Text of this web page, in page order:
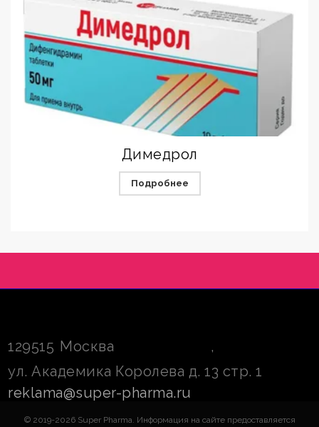
Димедрол
Подробнее
129515 Москва
,
ул. Академика Королева д. 13 стр. 1
reklama@super-pharma.ru
© 2019-2026 Super Pharma. Информация на сайте предоставляется